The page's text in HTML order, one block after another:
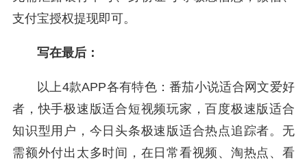
支付宝授权提现即可。
写在最后：
以上4款APP各有特色：番茄小说适合网文爱好
者，快手极速版适合短视频玩家，百度极速版适合
知识型用户，今日头条极速版适合热点追踪者。无
需额外付出太多时间，在日常看视频、淘热点、看